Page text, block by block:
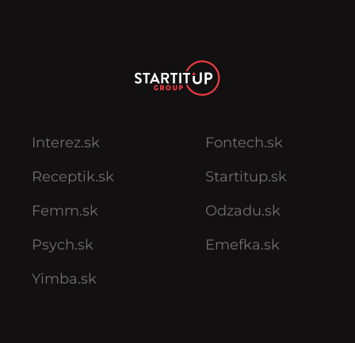
Interez.sk
Receptik.sk
Femm.sk
Psych.sk
Yimba.sk
Fontech.sk
Startitup.sk
Odzadu.sk
Emefka.sk